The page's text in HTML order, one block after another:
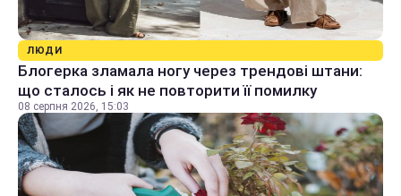
ЛЮДИ
Блогерка зламала ногу через трендові штани:
що сталось і як не повторити її помилку
08 серпня 2026, 15:03